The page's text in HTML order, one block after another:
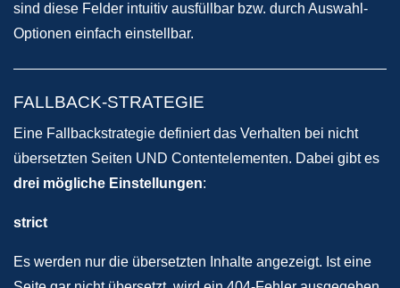
sind diese Felder intuitiv ausfüllbar bzw. durch Auswahl-
Optionen einfach einstellbar.
FALLBACK-STRATEGIE
Eine Fallbackstrategie definiert das Verhalten bei nicht
übersetzten Seiten UND Contentelementen. Dabei gibt es
drei mögliche Einstellungen:
strict
Es werden nur die übersetzten Inhalte angezeigt. Ist eine